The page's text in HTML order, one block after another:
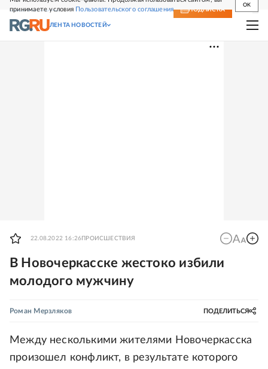
принимаете условия Пользовательского соглашения
OK
СВЕЖИЙ НОМЕР ПОДПИСКА
ЛЕНТА НОВОСТЕЙ
22.08.2022 16:26 ПРОИСШЕСТВИЯ
В Новочеркасске жестоко избили
молодого мужчину
Роман Мерзляков ПОДЕЛИТЬСЯ
Между несколькими жителями Новочеркасска
произошел конфликт, в результате которого